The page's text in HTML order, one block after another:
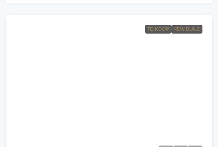
TE KOOP NEW BUILD